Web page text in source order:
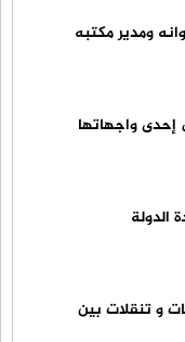
ومدير مكتبه
واجهاتها
الدولة
و تنقلات بين